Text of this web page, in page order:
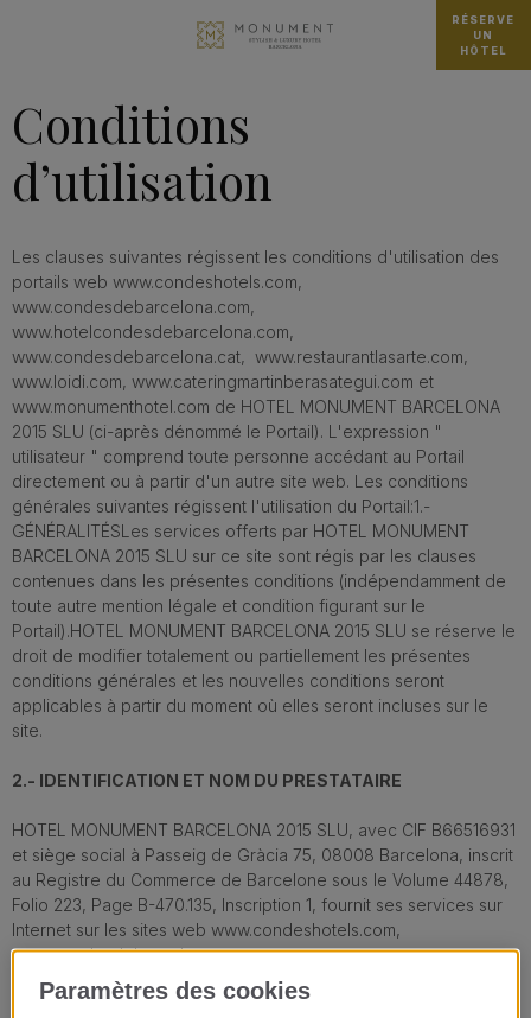
RÉSERVE
UN
HÔTEL
Conditions
d’utilisation
Les clauses suivantes régissent les conditions d'utilisation des
portails web www.condeshotels.com,
www.condesdebarcelona.com,
www.hotelcondesdebarcelona.com,
www.condesdebarcelona.cat, www.restaurantlasarte.com,
www.loidi.com, www.cateringmartinberasategui.com et
www.monumenthotel.com de HOTEL MONUMENT BARCELONA
2015 SLU (ci-après dénommé le Portail). L'expression "
utilisateur " comprend toute personne accédant au Portail
directement ou à partir d'un autre site web. Les conditions
générales suivantes régissent l'utilisation du Portail:1.-
GÉNÉRALITÉSLes services offerts par HOTEL MONUMENT
BARCELONA 2015 SLU sur ce site sont régis par les clauses
contenues dans les présentes conditions (indépendamment de
toute autre mention légale et condition figurant sur le
Portail).HOTEL MONUMENT BARCELONA 2015 SLU se réserve le
droit de modifier totalement ou partiellement les présentes
conditions générales et les nouvelles conditions seront
applicables à partir du moment où elles seront incluses sur le
site.
2.- IDENTIFICATION ET NOM DU PRESTATAIRE
HOTEL MONUMENT BARCELONA 2015 SLU, avec CIF B66516931
et siège social à Passeig de Gràcia 75, 08008 Barcelona, inscrit
au Registre du Commerce de Barcelone sous le Volume 44878,
Folio 223, Page B-470.135, Inscription 1, fournit ses services sur
Internet sur les sites web www.condeshotels.com,
www.condesdebarcelona. com,
www.hotelcondesdebarcelona.com,
www.condesdebarcelona.cat, www.hotelespanya.com,
Paramètres des cookies